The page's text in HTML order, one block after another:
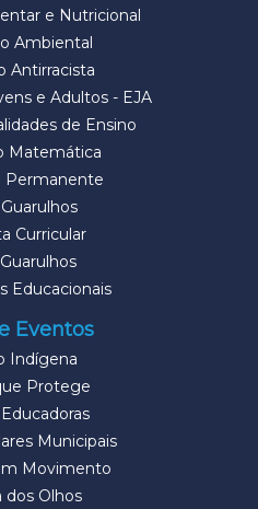
e Nutricional
Ambiental
Antirracista
e Adultos - EJA
de Ensino
Matemática
Permanente
Curricular
Educacionais
Eventos
Indígena
Protege
Municipais
Movimento
dos Olhos